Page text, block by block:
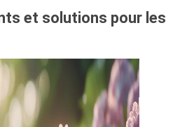
et solutions pour les